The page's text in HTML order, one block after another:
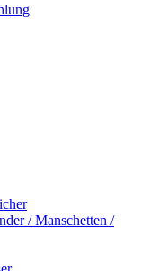
/ Manschetten /